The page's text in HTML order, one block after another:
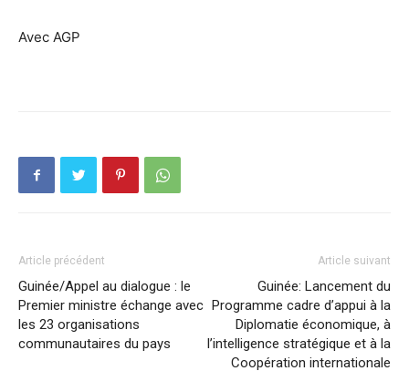
Avec AGP
Article précédent
Guinée/Appel au dialogue : le
Premier ministre échange avec
les 23 organisations
communautaires du pays
Article suivant
Guinée: Lancement du
Programme cadre d’appui à la
Diplomatie économique, à
l’intelligence stratégique et à la
Coopération internationale